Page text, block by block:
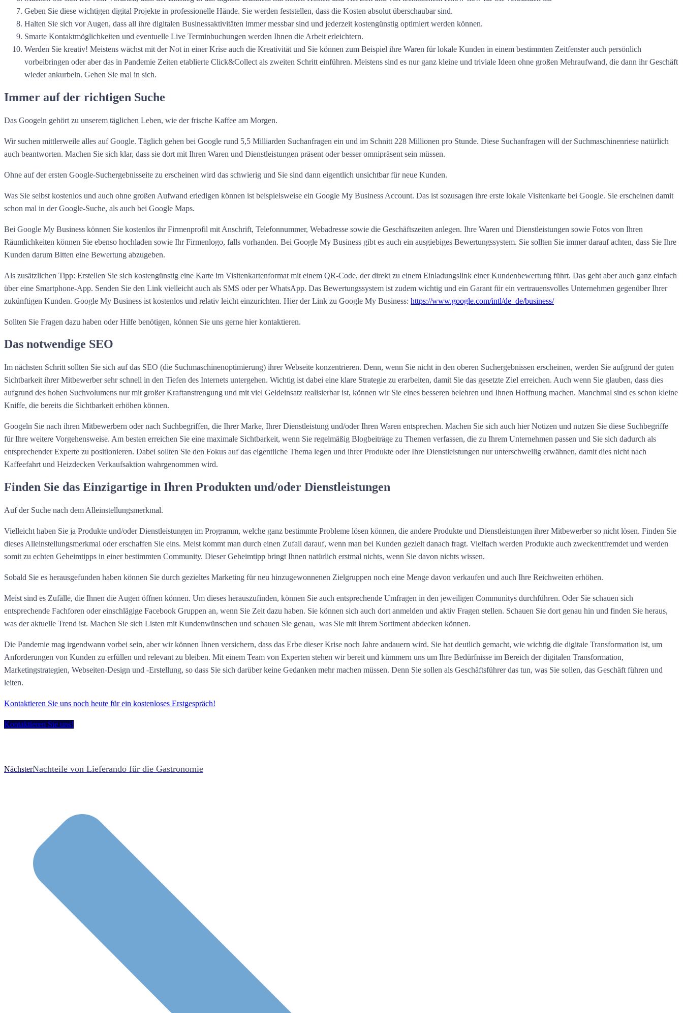
Geben Sie diese wichtigen digital Projekte in professionelle Hände. Sie werden feststellen, dass die Kosten absolut überschaubar sind.
Halten Sie sich vor Augen, dass all ihre digitalen Businessaktivitäten immer messbar sind und jederzeit kostengünstig optimiert werden können.
Smarte Kontaktmöglichkeiten und eventuelle Live Terminbuchungen werden Ihnen die Arbeit erleichtern.
Werden Sie kreativ! Meistens wächst mit der Not in einer Krise auch die Kreativität und Sie können zum Beispiel ihre Waren für lokale Kunden in einem bestimmten Zeitfenster auch persönlich
vorbeibringen oder aber das in Pandemie Zeiten etablierte Click&Collect als zweiten Schritt einführen. Meistens sind es nur ganz kleine und triviale Ideen ohne großen Mehraufwand, die dann ihr Geschäft
wieder ankurbeln. Gehen Sie mal in sich.
Immer auf der richtigen Suche
Das Googeln gehört zu unserem täglichen Leben, wie der frische Kaffee am Morgen.
Wir suchen mittlerweile alles auf Google. Täglich gehen bei Google rund 5,5 Milliarden Suchanfragen ein und im Schnitt 228 Millionen pro Stunde. Diese Suchanfragen will der Suchmaschinenriese natürlich
auch beantworten. Machen Sie sich klar, dass sie dort mit Ihren Waren und Dienstleistungen präsent oder besser omnipräsent sein müssen.
Ohne auf der ersten Google-Suchergebnisseite zu erscheinen wird das schwierig und Sie sind dann eigentlich unsichtbar für neue Kunden.
Was Sie selbst kostenlos und auch ohne großen Aufwand erledigen können ist beispielsweise ein Google My Business Account. Das ist sozusagen ihre erste lokale Visitenkarte bei Google. Sie erscheinen damit
schon mal in der Google-Suche, als auch bei Google Maps.
Bei Google My Business können Sie kostenlos ihr Firmenprofil mit Anschrift, Telefonnummer, Webadresse sowie die Geschäftszeiten anlegen. Ihre Waren und Dienstleistungen sowie Fotos von Ihren
Räumlichkeiten können Sie ebenso hochladen sowie Ihr Firmenlogo, falls vorhanden. Bei Google My Business gibt es auch ein ausgiebiges Bewertungssystem. Sie sollten Sie immer darauf achten, dass Sie Ihre
Kunden darum Bitten eine Bewertung abzugeben.
Als zusätzlichen Tipp: Erstellen Sie sich kostengünstig eine Karte im Visitenkartenformat mit einem QR-Code, der direkt zu einem Einladungslink einer Kundenbewertung führt. Das geht aber auch ganz einfach
über eine Smartphone-App. Senden Sie den Link vielleicht auch als SMS oder per WhatsApp. Das Bewertungssystem ist zudem wichtig und ein Garant für ein vertrauensvolles Unternehmen gegenüber Ihrer
zukünftigen Kunden. Google My Business ist kostenlos und relativ leicht einzurichten. Hier der Link zu Google My Business: https://www.google.com/intl/de_de/business/
Sollten Sie Fragen dazu haben oder Hilfe benötigen, können Sie uns gerne hier kontaktieren.
Das notwendige SEO
Im nächsten Schritt sollten Sie sich auf das SEO (die Suchmaschinenoptimierung) ihrer Webseite konzentrieren. Denn, wenn Sie nicht in den oberen Suchergebnissen erscheinen, werden Sie aufgrund der guten
Sichtbarkeit ihrer Mitbewerber sehr schnell in den Tiefen des Internets untergehen. Wichtig ist dabei eine klare Strategie zu erarbeiten, damit Sie das gesetzte Ziel erreichen. Auch wenn Sie glauben, dass dies
aufgrund des hohen Suchvolumens nur mit großer Kraftanstrengung und mit viel Geldeinsatz realisierbar ist, können wir Sie eines besseren belehren und Ihnen Hoffnung machen. Manchmal sind es schon kleine
Kniffe, die bereits die Sichtbarkeit erhöhen können.
Googeln Sie nach ihren Mitbewerbern oder nach Suchbegriffen, die Ihrer Marke, Ihrer Dienstleistung und/oder Ihren Waren entsprechen. Machen Sie sich auch hier Notizen und nutzen Sie diese Suchbegriffe
für Ihre weitere Vorgehensweise. Am besten erreichen Sie eine maximale Sichtbarkeit, wenn Sie regelmäßig Blogbeiträge zu Themen verfassen, die zu Ihrem Unternehmen passen und Sie sich dadurch als
entsprechender Experte zu positionieren. Dabei sollten Sie den Fokus auf das eigentliche Thema legen und ihrer Produkte oder Ihre Dienstleistungen nur unterschwellig erwähnen, damit dies nicht nach
Kaffeefahrt und Heizdecken Verkaufsaktion wahrgenommen wird.
Finden Sie das Einzigartige in Ihren Produkten und/oder Dienstleistungen
Auf der Suche nach dem Alleinstellungsmerkmal.
Vielleicht haben Sie ja Produkte und/oder Dienstleistungen im Programm, welche ganz bestimmte Probleme lösen können, die andere Produkte und Dienstleistungen ihrer Mitbewerber so nicht lösen. Finden Sie
dieses Alleinstellungsmerkmal oder erschaffen Sie eins. Meist kommt man durch einen Zufall darauf, wenn man bei Kunden gezielt danach fragt. Vielfach werden Produkte auch zweckentfremdet und werden
somit zu echten Geheimtipps in einer bestimmten Community. Dieser Geheimtipp bringt Ihnen natürlich erstmal nichts, wenn Sie davon nichts wissen.
Sobald Sie es herausgefunden haben können Sie durch gezieltes Marketing für neu hinzugewonnenen Zielgruppen noch eine Menge davon verkaufen und auch Ihre Reichweiten erhöhen.
Meist sind es Zufälle, die Ihnen die Augen öffnen können. Um dieses herauszufinden, können Sie auch entsprechende Umfragen in den jeweiligen Communitys durchführen. Oder Sie schauen sich
entsprechende Fachforen oder einschlägige Facebook Gruppen an, wenn Sie Zeit dazu haben. Sie können sich auch dort anmelden und aktiv Fragen stellen. Schauen Sie dort genau hin und finden Sie heraus,
was der aktuelle Trend ist. Machen Sie sich Listen mit Kundenwünschen und schauen Sie genau, was Sie mit Ihrem Sortiment abdecken können.
Die Pandemie mag irgendwann vorbei sein, aber wir können Ihnen versichern, dass das Erbe dieser Krise noch Jahre andauern wird. Sie hat deutlich gemacht, wie wichtig die digitale Transformation ist, um
Anforderungen von Kunden zu erfüllen und relevant zu bleiben. Mit einem Team von Experten stehen wir bereit und kümmern uns um Ihre Bedürfnisse im Bereich der digitalen Transformation,
Marketingstrategien, Webseiten-Design und -Erstellung, so dass Sie sich darüber keine Gedanken mehr machen müssen. Denn Sie sollen als Geschäftsführer das tun, was Sie sollen, das Geschäft führen und
leiten.
Kontaktieren Sie uns noch heute für ein kostenloses Erstgespräch!
Kontaktieren Sie uns!
NächsterNachteile von Lieferando für die Gastronomie